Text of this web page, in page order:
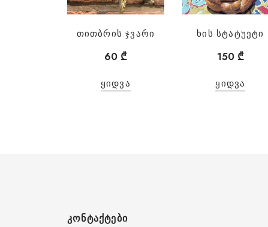
თითბრის ჯვარი
60 ₾
ᲧᲘᲓᲕᲐ
ხის სტატუეტი
150 ₾
ᲧᲘᲓᲕᲐ
ᲙᲝᲜᲢᲐᲥᲢᲔᲑᲘ